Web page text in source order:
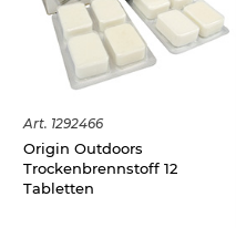
Art. 1292466
Origin Outdoors
Trockenbrennstoff 12
Tabletten